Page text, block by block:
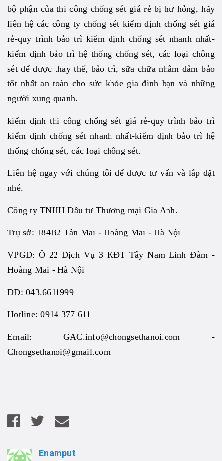
bộ phận của thi công chống sét giá rẻ bị hư hỏng, hãy
liên hệ các công ty chống sét kiểm định chống sét giá
rẻ-quy trình bảo trì kiểm định chống sét nhanh nhất-
kiểm định bảo trì hệ thống chống sét, các loại chông
sét để được thay thế, bảo trì, sữa chữa nhằm đảm bảo
tốt nhất an toàn cho sức khỏe gia đình bạn và những
người xung quanh.
kiểm định thi công chống sét giá rẻ-quy trình bảo trì
kiểm định chống sét nhanh nhất-kiểm định bảo trì hệ
thống chống sét, các loại chông sét.
Liên hệ ngay với chúng tôi để được tư vấn và lắp đặt
nhé.
Công ty TNHH Đầu tư Thương mại Gia Anh.
Trụ sở: 184B2 Tân Mai - Hoàng Mai - Hà Nội
VPGD: Ô 22 Dịch Vụ 3 KĐT Tây Nam Linh Đàm -
Hoàng Mai - Hà Nội
DD: 043.6611999
Hotline: 0914 377 611
Email: GAC.info@chongsethanoi.com -
Chongsethanoi@gmail.com
Enamput